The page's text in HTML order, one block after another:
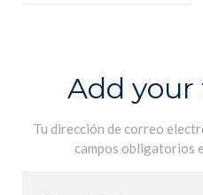
Add
Tu dirección de correo
campos obligatorios